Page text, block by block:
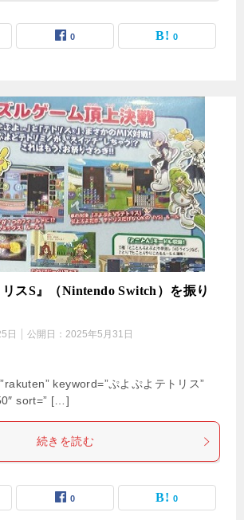
0 0
リスS』（Nintendo Switch）を振り
日 公開日： 2025年5月31日
keyword=”ぷよぷよテトリス”
sort=” […]
続きを読む
0 0